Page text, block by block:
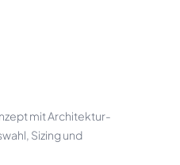
mit Architektur-
Sizing und